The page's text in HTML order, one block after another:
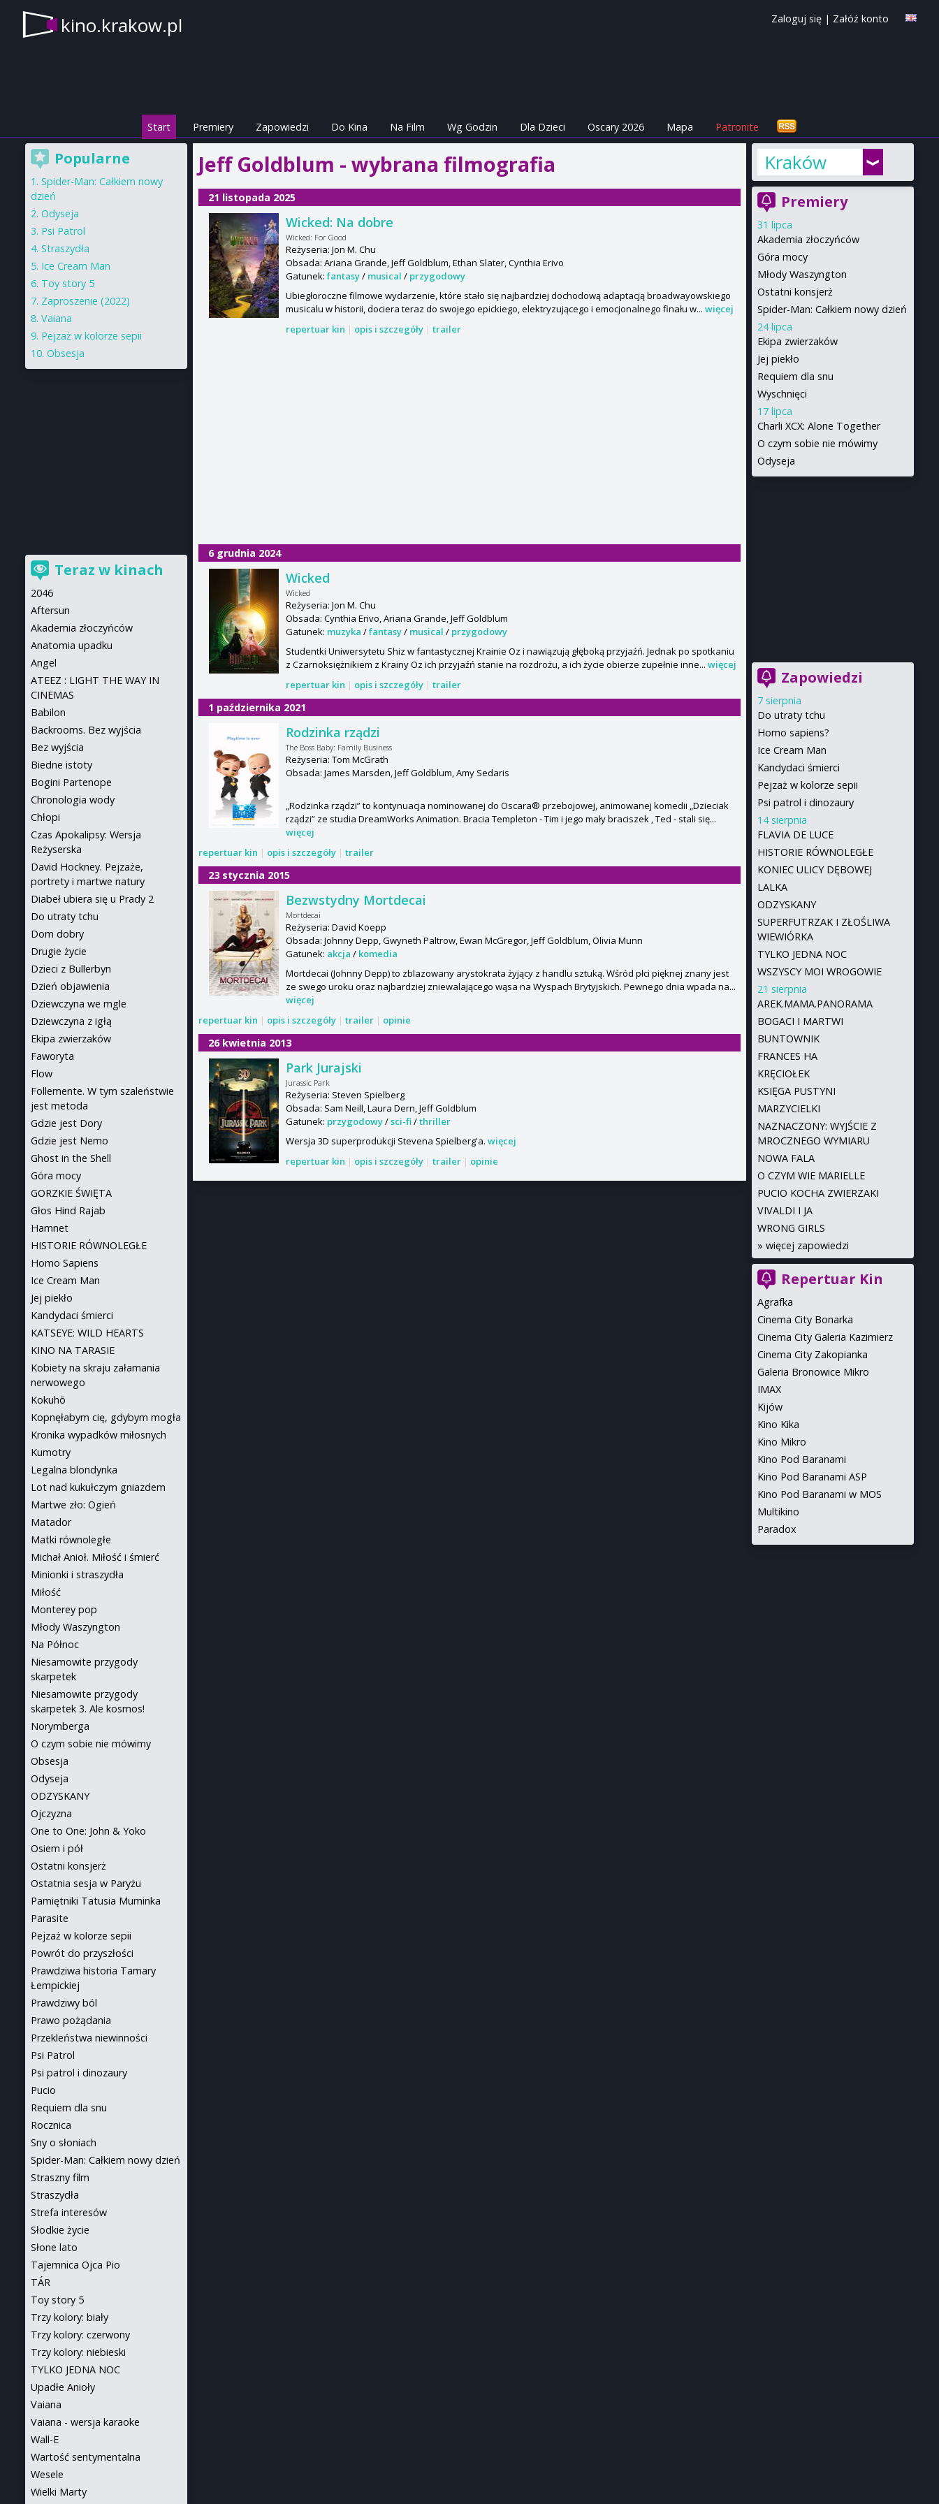
kino.krakow.pl Zaloguj się | Załóż konto
Start Premiery Zapowiedzi Do Kina Na Film Wg Godzin Dla Dzieci Oscary 2026 Mapa Patronite
Jeff Goldblum - wybrana filmografia
21 listopada 2025
Wicked: Na dobre
Wicked: For Good
Reżyseria: Jon M. Chu
Obsada: Ariana Grande, Jeff Goldblum, Ethan Slater, Cynthia Erivo
Gatunek: fantasy/ musical / przygodowy
Ubiegłoroczne filmowe wydarzenie, które stało się najbardziej dochodową adaptacją broadwayowskiego
musicalu w historii, dociera teraz do swojego epickiego, elektryzującego i emocjonalnego finału w... więcej
repertuar kin | opis i szczegóły | trailer
6 grudnia 2024
Wicked
Wicked
Reżyseria: Jon M. Chu
Obsada: Cynthia Erivo, Ariana Grande, Jeff Goldblum
Gatunek: muzyka /fantasy/ musical / przygodowy
Studentki Uniwersytetu Shiz w fantastycznej Krainie Oz i nawiązują głęboką przyjaźń. Jednak po spotkaniu
z Czarnoksiężnikiem z Krainy Oz ich przyjaźń stanie na rozdrożu, a ich życie obierze zupełnie inne... więcej
repertuar kin | opis i szczegóły | trailer
1 października 2021
Rodzinka rządzi
The Boss Baby: Family Business
Reżyseria: Tom McGrath
Obsada: James Marsden, Jeff Goldblum, Amy Sedaris
„Rodzinka rządzi” to kontynuacja nominowanej do Oscara® przebojowej, animowanej komedii „Dzieciak
rządzi” ze studia DreamWorks Animation. Bracia Templeton - Tim i jego mały braciszek , Ted - stali się...
więcej
repertuar kin | opis i szczegóły | trailer
23 stycznia 2015
Bezwstydny Mortdecai
Mortdecai
Reżyseria: David Koepp
Obsada: Johnny Depp, Gwyneth Paltrow, Ewan McGregor, Jeff Goldblum, Olivia Munn
Gatunek: akcja / komedia
Mortdecai (Johnny Depp) to zblazowany arystokrata żyjący z handlu sztuką. Wśród płci pięknej znany jest
ze swego uroku oraz najbardziej zniewalającego wąsa na Wyspach Brytyjskich. Pewnego dnia wpada na...
więcej
repertuar kin | opis i szczegóły | trailer | opinie
26 kwietnia 2013
Park Jurajski
Jurassic Park
Reżyseria: Steven Spielberg
Obsada: Sam Neill, Laura Dern, Jeff Goldblum
Gatunek: przygodowy/sci-fi/thriller
Wersja 3D superprodukcji Stevena Spielberg'a. więcej
repertuar kin | opis i szczegóły | trailer | opinie
Kraków
Premiery
31 lipca
Akademia złoczyńców
Góra mocy
Młody Waszyngton
Ostatni konsjerż
Spider-Man: Całkiem nowy dzień
24 lipca
Ekipa zwierzaków
Jej piekło
Requiem dla snu
Wyschnięci
17 lipca
Charli XCX: Alone Together
O czym sobie nie mówimy
Odyseja
Zapowiedzi
7 sierpnia
Do utraty tchu
Homo sapiens?
Ice Cream Man
Kandydaci śmierci
Pejzaż w kolorze sepii
Psi patrol i dinozaury
14 sierpnia
FLAVIA DE LUCE
HISTORIE RÓWNOLEGŁE
KONIEC ULICY DĘBOWEJ
LALKA
ODZYSKANY
SUPERFUTRZAK I ZŁOŚLIWA
WIEWIÓRKA
TYLKO JEDNA NOC
WSZYSCY MOI WROGOWIE
21 sierpnia
AREK.MAMA.PANORAMA
BOGACI I MARTWI
BUNTOWNIK
FRANCES HA
KRĘCIOŁEK
KSIĘGA PUSTYNI
MARZYCIELKI
NAZNACZONY: WYJŚCIE Z
MROCZNEGO WYMIARU
NOWA FALA
O CZYM WIE MARIELLE
PUCIO KOCHA ZWIERZAKI
VIVALDI I JA
WRONG GIRLS
» więcej zapowiedzi
Repertuar Kin
Agrafka
Cinema City Bonarka
Cinema City Galeria Kazimierz
Cinema City Zakopianka
Galeria Bronowice Mikro
IMAX
Kijów
Kino Kika
Kino Mikro
Kino Pod Baranami
Kino Pod Baranami ASP
Kino Pod Baranami w MOS
Multikino
Paradox
Popularne
Spider-Man: Całkiem nowy
dzień
Odyseja
Psi Patrol
Straszydła
Ice Cream Man
Toy story 5
Zaproszenie (2022)
Vaiana
Pejzaż w kolorze sepii
Obsesja
Teraz w kinach
2046
Aftersun
Akademia złoczyńców
Anatomia upadku
Angel
ATEEZ : LIGHT THE WAY IN
CINEMAS
Babilon
Backrooms. Bez wyjścia
Bez wyjścia
Biedne istoty
Bogini Partenope
Chronologia wody
Chłopi
Czas Apokalipsy: Wersja
Reżyserska
David Hockney. Pejzaże,
portrety i martwe natury
Diabeł ubiera się u Prady 2
Do utraty tchu
Dom dobry
Drugie życie
Dzieci z Bullerbyn
Dzień objawienia
Dziewczyna we mgle
Dziewczyna z igłą
Ekipa zwierzaków
Faworyta
Flow
Follemente. W tym szaleństwie
jest metoda
Gdzie jest Dory
Gdzie jest Nemo
Ghost in the Shell
Góra mocy
GORZKIE ŚWIĘTA
Głos Hind Rajab
Hamnet
HISTORIE RÓWNOLEGŁE
Homo Sapiens
Ice Cream Man
Jej piekło
Kandydaci śmierci
KATSEYE: WILD HEARTS
KINO NA TARASIE
Kobiety na skraju załamania
nerwowego
Kokuhō
Kopnęłabym cię, gdybym mogła
Kronika wypadków miłosnych
Kumotry
Legalna blondynka
Lot nad kukułczym gniazdem
Martwe zło: Ogień
Matador
Matki równoległe
Michał Anioł. Miłość i śmierć
Minionki i straszydła
Miłość
Monterey pop
Młody Waszyngton
Na Północ
Niesamowite przygody
skarpetek
Niesamowite przygody
skarpetek 3. Ale kosmos!
Norymberga
O czym sobie nie mówimy
Obsesja
Odyseja
ODZYSKANY
Ojczyzna
One to One: John & Yoko
Osiem i pół
Ostatni konsjerż
Ostatnia sesja w Paryżu
Pamiętniki Tatusia Muminka
Parasite
Pejzaż w kolorze sepii
Powrót do przyszłości
Prawdziwa historia Tamary
Łempickiej
Prawdziwy ból
Prawo pożądania
Przekleństwa niewinności
Psi Patrol
Psi patrol i dinozaury
Pucio
Requiem dla snu
Rocznica
Sny o słoniach
Spider-Man: Całkiem nowy dzień
Straszny film
Straszydła
Strefa interesów
Słodkie życie
Słone lato
Tajemnica Ojca Pio
TÁR
Toy story 5
Trzy kolory: biały
Trzy kolory: czerwony
Trzy kolory: niebieski
TYLKO JEDNA NOC
Upadłe Anioły
Vaiana
Vaiana - wersja karaoke
Wall-E
Wartość sentymentalna
Wesele
Wielki Marty